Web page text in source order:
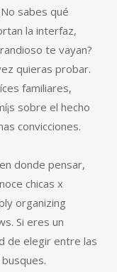
sabes qué
la interfaz,
te vayan?
quieras probar.
familiares,
sobre el hecho
convicciones.
donde pensar,
chicas x
organizing
Si eres un
de elegir entre las